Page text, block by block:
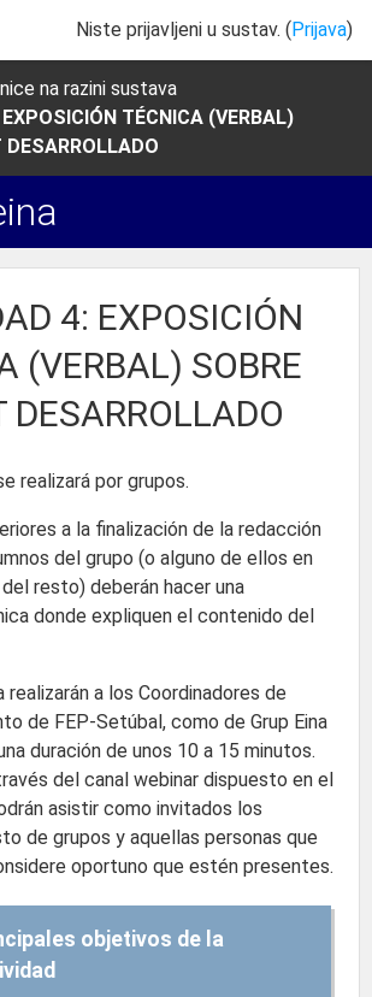
Niste prijavljeni u sustav. (Prijava)
na razini sustava
TÉCNICA (VERBAL)
DESARROLLADO
4: EXPOSICIÓN
(VERBAL) SOBRE
DESARROLLADO
realizará por grupos.
a la finalización de la redacción
del grupo (o alguno de ellos en
resto) deberán hacer una
donde expliquen el contenido del
realizarán a los Coordinadores de
de FEP-Setúbal, como de Grup Eina
duración de unos 10 a 15 minutos.
del canal webinar dispuesto en el
asistir como invitados los
de grupos y aquellas personas que
oportuno que estén presentes.
objetivos de la